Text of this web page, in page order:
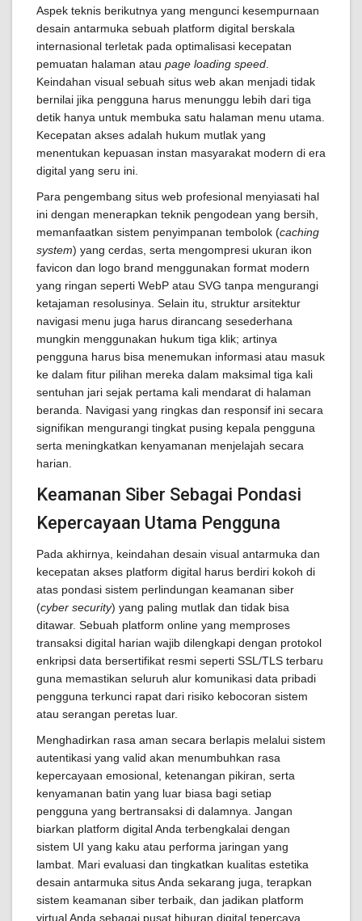
Aspek teknis berikutnya yang mengunci kesempurnaan
desain antarmuka sebuah platform digital berskala
internasional terletak pada optimalisasi kecepatan
pemuatan halaman atau page loading speed
Keindahan visual sebuah situs web akan menjadi tidak
bernilai jika pengguna harus menunggu lebih dari tiga
detik hanya untuk membuka satu halaman menu utama.
Kecepatan akses adalah hukum mutlak yang
menentukan kepuasan instan masyarakat modern di era
digital yang seru ini.
Para pengembang situs web profesional menyiasati hal
ini dengan menerapkan teknik pengodean yang bersih,
memanfaatkan sistem penyimpanan tembolok (caching
system) yang cerdas, serta mengompresi ukuran ikon
favicon dan logo brand menggunakan format modern
yang ringan seperti WebP atau SVG tanpa mengurangi
ketajaman resolusinya. Selain itu, struktur arsitektur
navigasi menu juga harus dirancang sesederhana
mungkin menggunakan hukum tiga klik; artinya
pengguna harus bisa menemukan informasi atau masuk
ke dalam fitur pilihan mereka dalam maksimal tiga kali
sentuhan jari sejak pertama kali mendarat di halaman
beranda. Navigasi yang ringkas dan responsif ini secara
signifikan mengurangi tingkat pusing kepala pengguna
serta meningkatkan kenyamanan menjelajah secara
harian.
Keamanan Siber Sebagai Pondasi
Kepercayaan Utama Pengguna
Pada akhirnya, keindahan desain visual antarmuka dan
kecepatan akses platform digital harus berdiri kokoh di
atas pondasi sistem perlindungan keamanan siber
(cyber security) yang paling mutlak dan tidak bisa
ditawar. Sebuah platform online yang memproses
transaksi digital harian wajib dilengkapi dengan protokol
enkripsi data bersertifikat resmi seperti SSL/TLS terbaru
guna memastikan seluruh alur komunikasi data pribadi
pengguna terkunci rapat dari risiko kebocoran sistem
atau serangan peretas luar.
Menghadirkan rasa aman secara berlapis melalui sistem
autentikasi yang valid akan menumbuhkan rasa
kepercayaan emosional, ketenangan pikiran, serta
kenyamanan batin yang luar biasa bagi setiap
pengguna yang bertransaksi di dalamnya. Jangan
biarkan platform digital Anda terbengkalai dengan
sistem UI yang kaku atau performa jaringan yang
lambat. Mari evaluasi dan tingkatkan kualitas estetika
desain antarmuka situs Anda sekarang juga, terapkan
sistem keamanan siber terbaik, dan jadikan platform
virtual Anda sebagai pusat hiburan digital tepercaya